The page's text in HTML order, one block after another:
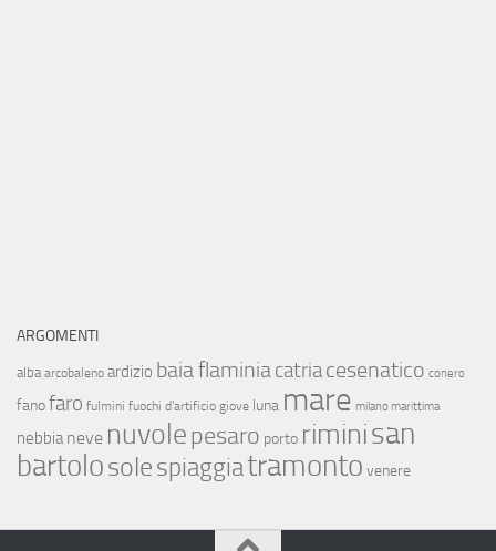
ARGOMENTI
alba arcobaleno ardizio baia flaminiacatriacesenatico conero
fanofaro fulmini fuochi d'artificio giove luna mare milano marittima
nebbia neve nuvolepesaro porto riminisan
bartolosolespiaggiatramonto venere